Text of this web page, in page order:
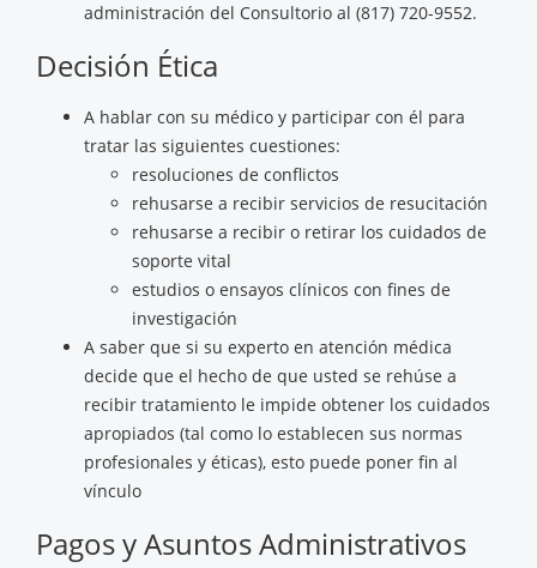
administración del Consultorio al (817) 720-9552.
Decisión Ética
A hablar con su médico y participar con él para
tratar las siguientes cuestiones:
resoluciones de conflictos
rehusarse a recibir servicios de resucitación
rehusarse a recibir o retirar los cuidados de
soporte vital
estudios o ensayos clínicos con fines de
investigación
A saber que si su experto en atención médica
decide que el hecho de que usted se rehúse a
recibir tratamiento le impide obtener los cuidados
apropiados (tal como lo establecen sus normas
profesionales y éticas), esto puede poner fin al
vínculo
Pagos y Asuntos Administrativos